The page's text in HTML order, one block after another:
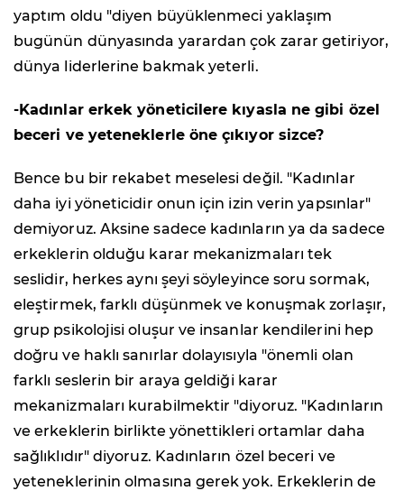
yaptım oldu "diyen büyüklenmeci yaklaşım
bugünün dünyasında yarardan çok zarar getiriyor,
dünya liderlerine bakmak yeterli.
-Kadınlar erkek yöneticilere kıyasla ne gibi özel
beceri ve yeteneklerle öne çıkıyor sizce?
Bence bu bir rekabet meselesi değil. "Kadınlar
daha iyi yöneticidir onun için izin verin yapsınlar"
demiyoruz. Aksine sadece kadınların ya da sadece
erkeklerin olduğu karar mekanizmaları tek
seslidir, herkes aynı şeyi söyleyince soru sormak,
eleştirmek, farklı düşünmek ve konuşmak zorlaşır,
grup psikolojisi oluşur ve insanlar kendilerini hep
doğru ve haklı sanırlar dolayısıyla "önemli olan
farklı seslerin bir araya geldiği karar
mekanizmaları kurabilmektir "diyoruz. "Kadınların
ve erkeklerin birlikte yönettikleri ortamlar daha
sağlıklıdır" diyoruz. Kadınların özel beceri ve
yeteneklerinin olmasına gerek yok. Erkeklerin de